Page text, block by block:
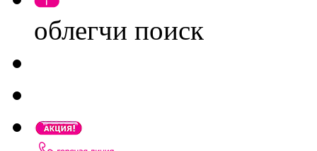
облегчи поиск